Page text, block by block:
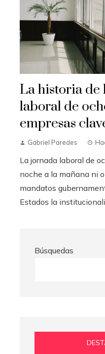
La historia de
laboral de
empresas
Gabriel Paredes
La jornada laboral de
noche a la mañana ni
mandatos
Estados la
Búsquedas